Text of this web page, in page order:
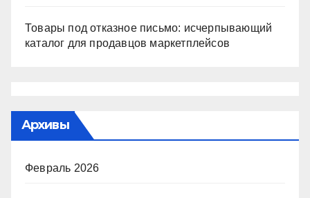
Товары под отказное письмо: исчерпывающий
каталог для продавцов маркетплейсов
Архивы
Февраль 2026